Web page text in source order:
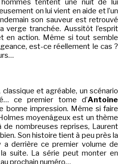
tentent une nuit de lui
on lui vient en aide et l’un
son sauveur est retrouvé
verge tranchée. Aussitôt l’esprit
en action. Même si tout semble
est-ce réellement le cas ?
et agréable, un scénario
ce premier tome d’Antoine
bonne impression. Même si faire
moyenâgeux est un thème
nombreuses reprises, Laurent
Son histoire tient à peu près la
a derrière ce premier volume de
suite. La série peut monter en
prochain numéro…